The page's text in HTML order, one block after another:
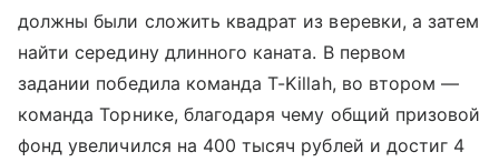
должны были сложить квадрат из веревки, а затем
найти середину длинного каната. В первом
задании победила команда T-Killah, во втором —
команда Торнике, благодаря чему общий призовой
фонд увеличился на 400 тысяч рублей и достиг 4